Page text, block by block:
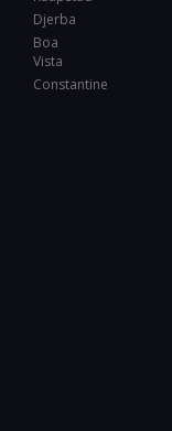
Djerba
Boa
Vista
Constantine